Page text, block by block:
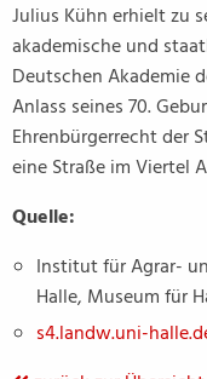
Julius Kühn erhielt zu
akademische und
Deutschen Akademie
Anlass seines 70.
Ehrenbürgerrecht der
eine Straße im Viertel
Quelle:
Institut für Agrar-
Halle, Museum für
s4.landw.uni-